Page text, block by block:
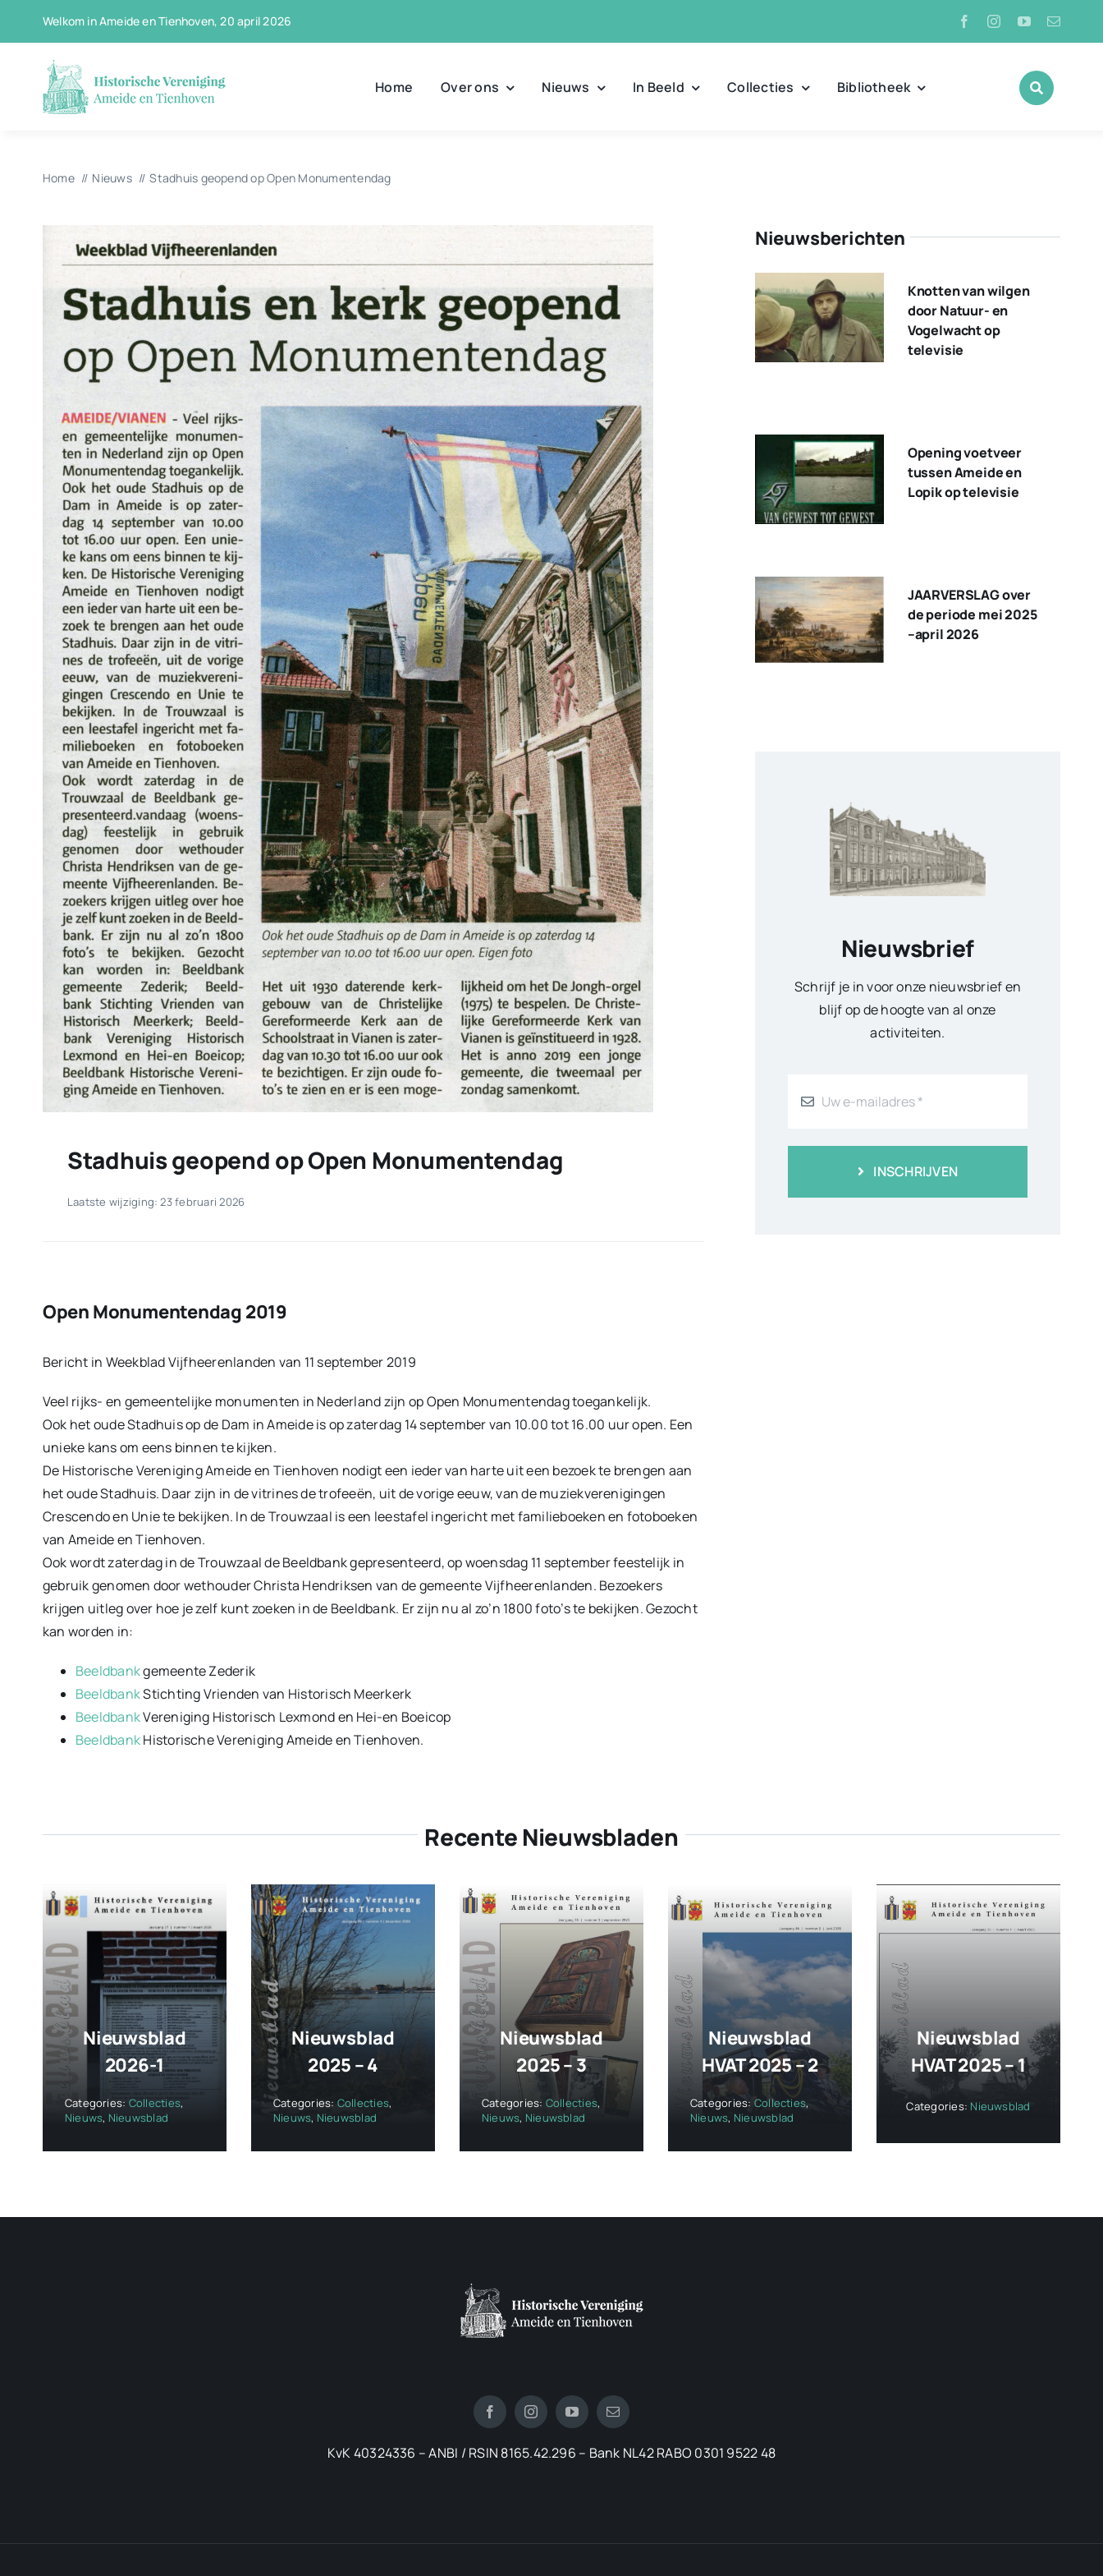
Welkom in Ameide en Tienhoven, 20 april 2026
Home Over ons Nieuws In Beeld Collecties Bibliotheek
Home Nieuws Stadhuis geopend op Open Monumentendag
Stadhuis geopend op Open Monumentendag
Laatste wijziging: 23 februari 2026
Open Monumentendag 2019
Bericht in Weekblad Vijfheerenlanden van 11 september 2019
Veel rijks- en gemeentelijke monumenten in Nederland zijn op Open Monumentendag toegankelijk.
Ook het oude Stadhuis op de Dam in Ameide is op zaterdag 14 september van 10.00 tot 16.00 uur open. Een
unieke kans om eens binnen te kijken.
De Historische Vereniging Ameide en Tienhoven nodigt een ieder van harte uit een bezoek te brengen aan
het oude Stadhuis. Daar zijn in de vitrines de trofeeën, uit de vorige eeuw, van de muziekverenigingen
Crescendo en Unie te bekijken. In de Trouwzaal is een leestafel ingericht met familieboeken en fotoboeken
van Ameide en Tienhoven.
Ook wordt zaterdag in de Trouwzaal de Beeldbank gepresenteerd, op woensdag 11 september feestelijk in
gebruik genomen door wethouder Christa Hendriksen van de gemeente Vijfheerenlanden. Bezoekers
krijgen uitleg over hoe je zelf kunt zoeken in de Beeldbank. Er zijn nu al zo’n 1800 foto’s te bekijken. Gezocht
kan worden in:
Beeldbankgemeente Zederik
BeeldbankStichting Vrienden van Historisch Meerkerk
BeeldbankVereniging Historisch Lexmond en Hei-en Boeicop
BeeldbankHistorische Vereniging Ameide en Tienhoven.
Nieuwsberichten
Knotten van wilgen
door Natuur- en
Vogelwacht op
televisie
Opening voetveer
tussen Ameide en
Lopik op televisie
JAARVERSLAG over
de periode mei 2025
–april 2026
Nieuwsbrief
Schrijf je in voor onze nieuwsbrief en
blijf op de hoogte van al onze
activiteiten.
INSCHRIJVEN
Recente Nieuwsbladen
Nieuwsblad
2026-1
Categories: Collecties,
Nieuws, Nieuwsblad
Nieuwsblad
2025 – 4
Categories: Collecties,
Nieuws, Nieuwsblad
Nieuwsblad
2025 – 3
Categories: Collecties,
Nieuws, Nieuwsblad
Nieuwsblad
HVAT 2025 – 2
Categories: Collecties,
Nieuws, Nieuwsblad
Nieuwsblad
HVAT 2025 – 1
Categories: Nieuwsblad
KvK 40324336 – ANBI / RSIN 8165.42.296 – Bank NL42 RABO 0301 9522 48